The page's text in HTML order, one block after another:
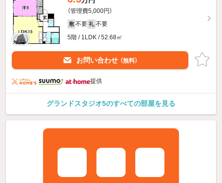
（管理費5,000円）
敷 不要 礼 不要
5階 / 1LDK / 52.68㎡
お問い合わせ （無料）
提供
グランドスタジオ5のすべての部屋を見る